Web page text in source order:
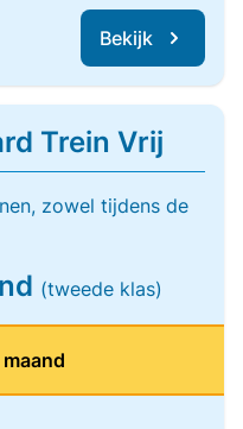
Bekijk
Trein Vrij
zowel tijdens de
(tweede klas)